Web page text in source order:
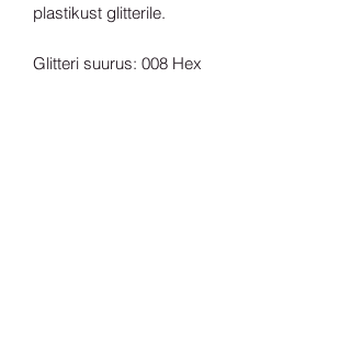
plastikust glitterile.
Glitteri suurus: 008 Hex